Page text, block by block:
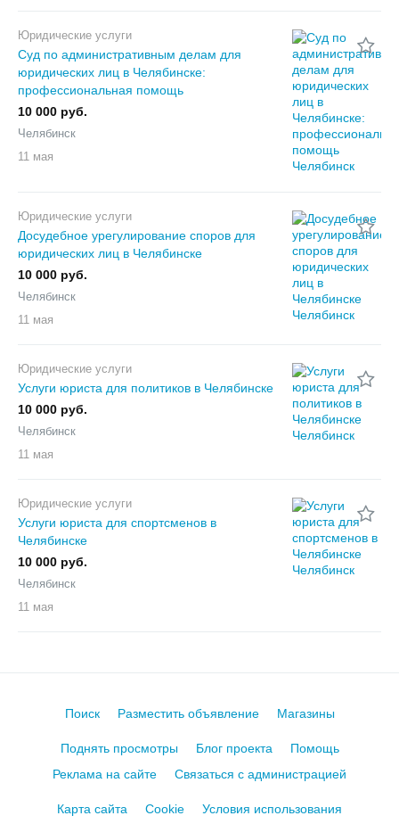
Юридические услуги
Суд по административным делам для
юридических лиц в Челябинске:
профессиональная помощь
10 000 руб.
Челябинск
11 мая
Юридические услуги
Досудебное урегулирование споров для
юридических лиц в Челябинске
10 000 руб.
Челябинск
11 мая
Юридические услуги
Услуги юриста для политиков в Челябинске
10 000 руб.
Челябинск
11 мая
Юридические услуги
Услуги юриста для спортсменов в
Челябинске
10 000 руб.
Челябинск
11 мая
Поиск Разместить объявление Магазины
Поднять просмотры Блог проекта
Помощь
Реклама на сайте
Связаться с администрацией
Карта сайта Cookie Условия использования